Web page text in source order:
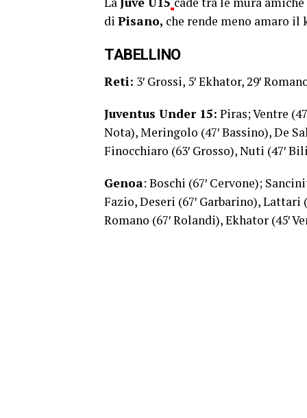
di Pisano, che rende meno amaro
TABELLINO
Reti: 3′ Grossi, 5′ Ekhator, 29′
Juventus Under 15: Piras; Ventre
Nota), Meringolo (47′ Bassino), De
Finocchiaro (63′ Grosso), Nuti (47′
Genoa: Boschi (67′ Cervone);
Fazio, Deseri (67′ Garbarino), Lattari
Romano (67′ Rolandi), Ekhator (45′